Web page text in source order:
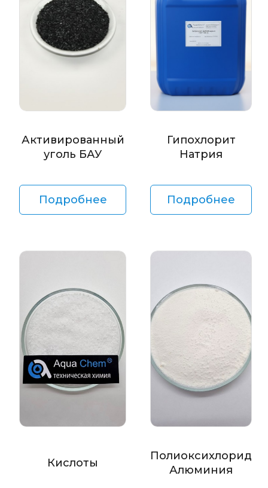
Активированный
уголь БАУ
Подробнее
Гипохлорит
Натрия
Подробнее
Кислоты
Полиоксихлорид
Алюминия